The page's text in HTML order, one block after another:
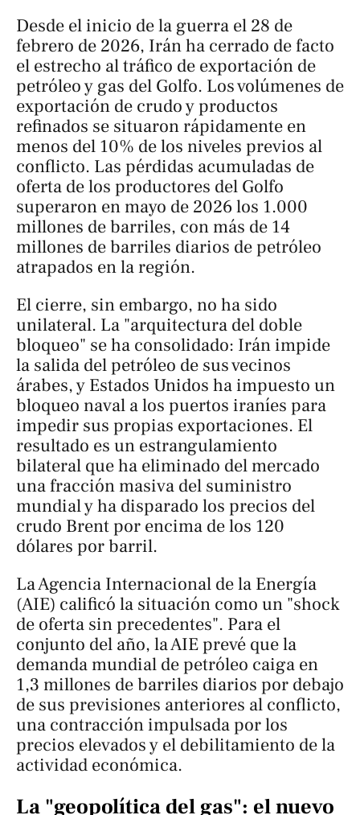
Desde el inicio de la guerra el 28 de
febrero de 2026, Irán ha cerrado de facto
el estrecho al tráfico de exportación de
petróleo y gas del Golfo. Los volúmenes de
exportación de crudo y productos
refinados se situaron rápidamente en
menos del 10% de los niveles previos al
conflicto. Las pérdidas acumuladas de
oferta de los productores del Golfo
superaron en mayo de 2026 los 1.000
millones de barriles, con más de 14
millones de barriles diarios de petróleo
atrapados en la región.
El cierre, sin embargo, no ha sido
unilateral. La "arquitectura del doble
bloqueo" se ha consolidado: Irán impide
la salida del petróleo de sus vecinos
árabes, y Estados Unidos ha impuesto un
bloqueo naval a los puertos iraníes para
impedir sus propias exportaciones. El
resultado es un estrangulamiento
bilateral que ha eliminado del mercado
una fracción masiva del suministro
mundial y ha disparado los precios del
crudo Brent por encima de los 120
dólares por barril.
La Agencia Internacional de la Energía
(AIE) calificó la situación como un "shock
de oferta sin precedentes". Para el
conjunto del año, la AIE prevé que la
demanda mundial de petróleo caiga en
1,3 millones de barriles diarios por debajo
de sus previsiones anteriores al conflicto,
una contracción impulsada por los
precios elevados y el debilitamiento de la
actividad económica.
La "geopolítica del gas": el nuevo